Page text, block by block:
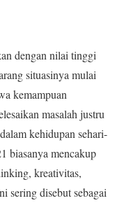
dengan nilai tinggi
situasinya mulai
kemampuan
masalah justru
kehidupan sehari-
biasanya mencakup
kreativitas,
sering disebut sebagai